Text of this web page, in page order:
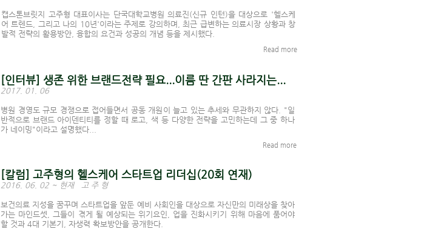
캡스톤브릿지 고주형 대표이사는 단국대학교병원 의료진(신규 인턴)을 대상으로 '헬스케
어 트렌드, 그리고 나의 10년'이라는 주제로 강의하며, 최근 급변하는 의료시장 상황과 창
발적 전략의 활용방안, 융합의 요건과 성공의 개념 등을 제시했다.
Read more
[인터뷰] 생존 위한 브랜드전략 필요...이름 딴 간판 사라지는...
2017. 01. 06
병원 경영도 규모 경쟁으로 접어들면서 공동 개원이 늘고 있는 추세와 무관하지 않다. "일
반적으로 브랜드 아이덴티티를 정할 때 로고, 색 등 다양한 전략을 고민하는데 그 중 하나
가 네이밍"이라고 설명했다...
Read more
[칼럼] 고주형의 헬스케어 스타트업 리더십(20회 연재)
2016. 06. 02 ~ 현재 고 주 형
보건의료 지성을 꿈꾸며 스타트업을 앞둔 예비 사회인을 대상으로 자신만의 미래상을 찾아
가는 마인드셋, 그들이 겪게 될 예상되는 위기요인, 업을 진화시키기 위해 마음에 품어야
할 것과 4대 기본기, 자생력 확보방안을 공개한다.